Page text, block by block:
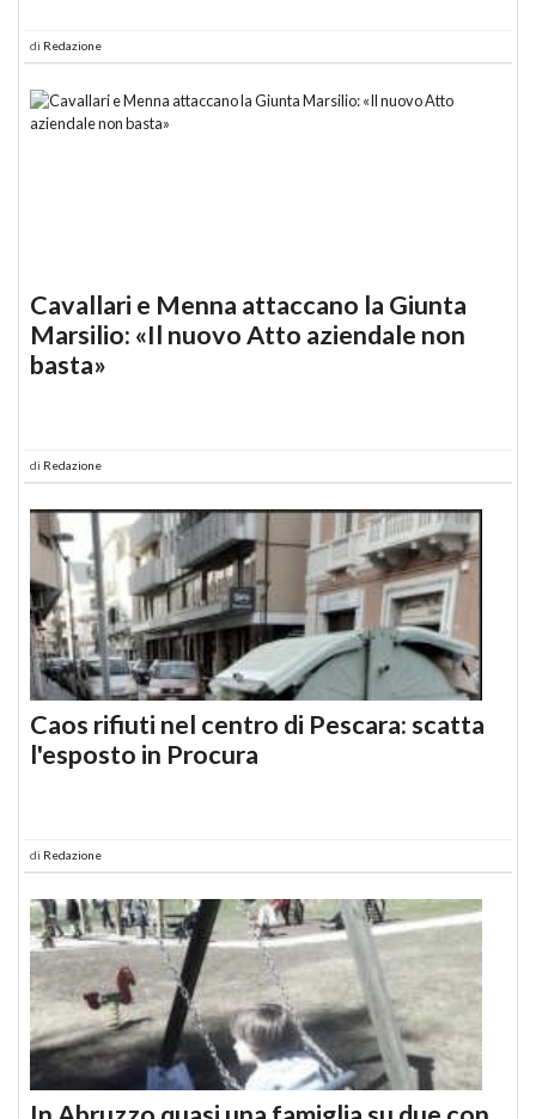
di Redazione
Cavallari e Menna attaccano la Giunta
Marsilio: «Il nuovo Atto aziendale non
basta»
di Redazione
Caos rifiuti nel centro di Pescara: scatta
l'esposto in Procura
di Redazione